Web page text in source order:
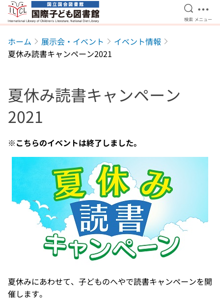
本文へ移動
検索を
検索 メ
メニュー
ホーム 展示会・イベント
イベント情報
夏休み読書キャンペーン2021
夏休み読書キャンペーン
2021
※こちらのイベントは終了しました。
夏休みにあわせて、子どものへやで読書キャンペーンを開
催します。